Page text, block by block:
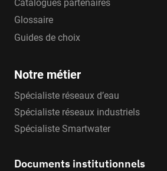
Catalogues partenaires
Glossaire
Guides de choix
Notre métier
Spécialiste réseaux d’eau
Spécialiste réseaux industriels
Spécialiste Smartwater
Documents institutionnels